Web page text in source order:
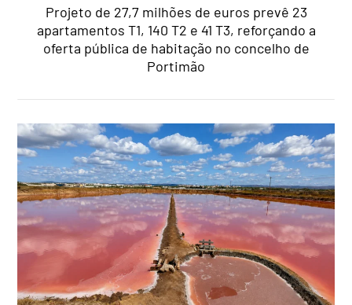
Projeto de 27,7 milhões de euros prevê 23
apartamentos T1, 140 T2 e 41 T3, reforçando a
oferta pública de habitação no concelho de
Portimão